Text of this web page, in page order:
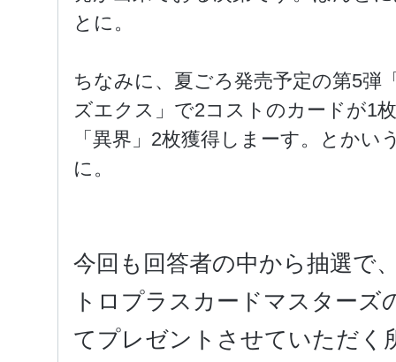
とに。
ちなみに、夏ごろ発売予定の第5弾
ズエクス」で2コストのカードが1
「異界」2枚獲得しまーす。とか
に。
今回も回答者の中から抽選で
トロプラスカードマスターズ
てプレゼントさせていただく